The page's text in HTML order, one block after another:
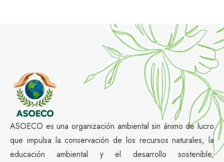
ASOECO es una organización ambiental sin ánimo de lucro
que impulsa la conservación de los recursos naturales, la
educación ambiental y el desarrollo sostenible,